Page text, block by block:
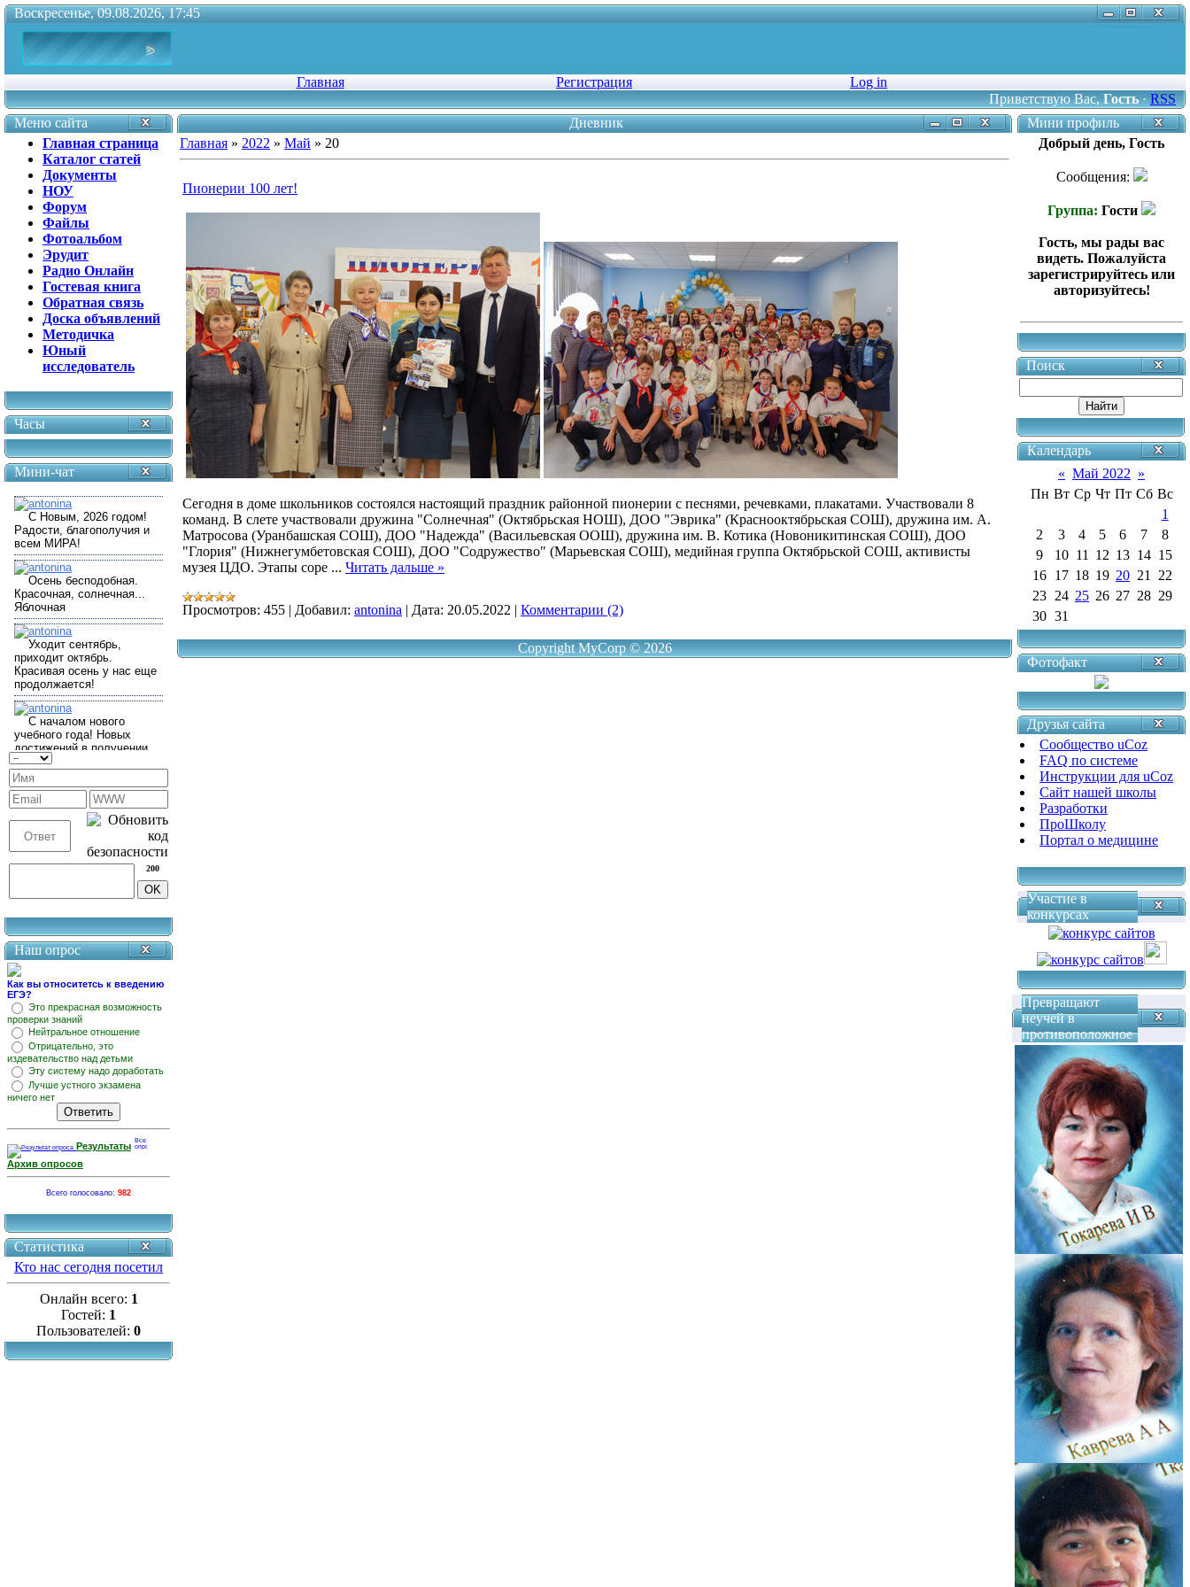
Воскресенье, 09.08.2026, 17:45
Главная Регистрация
Log in
Приветствую Вас,Гость·RSS
Меню сайта
Главная страница
Каталог статей
Документы
НОУ
Форум
Файлы
Фотоальбом
Эрудит
Радио Онлайн
Гостевая книга
Обратная связь
Доска объявлений
Методичка
Юный
исследователь
Часы
Мини-чат
200
Наш опрос
Как вы относитетсь к введению
ЕГЭ?
Это прекрасная возможность
проверки знаний
Нейтральное отношение
Отрицательно, это
издевательство над детьми
Эту систему надо доработать
Лучше устного экзамена
ничего нет
Результаты
Архив опросов
Всего голосовало: 982
Статистика
Кто нас сегодня посетил
Онлайн всего: 1
Гостей: 1
Пользователей: 0
Дневник
Главная » 2022 » Май » 20
Пионерии 100 лет!
Сегодня в доме школьников состоялся настоящий праздник районной пионерии с песнями, речевками, плакатами. Участвовали 8
команд. В слете участвовали дружина "Солнечная" (Октябрьская НОШ), ДОО "Эврика" (Краснооктябрьская СОШ), дружина им. А.
Матросова (Уранбашская СОШ), ДОО "Надежда" (Васильевская ООШ), дружина им. В. Котика (Новоникитинская СОШ), ДОО
"Глория" (Нижнегумбетовская СОШ), ДОО "Содружество" (Марьевская СОШ), медийная группа Октябрьской СОШ, активисты
музея ЦДО. Этапы соре ... Читать дальше »
Просмотров: 455 | Добавил: antonina | Дата: 20.05.2022 | Комментарии (2)
Copyright MyCorp © 2026
Мини профиль
Добрый день, Гость
Сообщения:
Группа: Гости
Гость, мы рады вас
видеть. Пожалуйста
зарегистрируйтесь или
авторизуйтесь!
Поиск
Календарь
« Май 2022 »
Пн Вт Ср Чт Пт Сб Вс
1
2
3 4 5 6 7
8
9
10 11 12 13 14 15
16 17 18 19 20 21
22
23 24 25 26 27 28 29
30 31
Фотофакт
Друзья сайта
Сообщество uCoz
FAQ по системе
Инструкции для uCoz
Сайт нашей школы
Разработки
ПроШколу
Портал о медицине
Участие в
конкурсах
Превращают
неучей в
противоположное